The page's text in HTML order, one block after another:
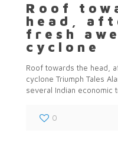
Roof
head,
fresh
cyclone
Roof towards the head,
cyclone Triumph Tales
several Indian economic
0